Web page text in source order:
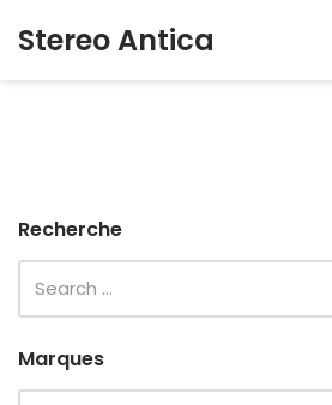
Stereo Antica
Recherche
Marques